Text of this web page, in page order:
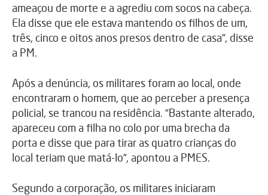
ameaçou de morte e a agrediu com socos na cabeça.
Ela disse que ele estava mantendo os filhos de um,
três, cinco e oitos anos presos dentro de casa”, disse
a PM.
Após a denúncia, os militares foram ao local, onde
encontraram o homem, que ao perceber a presença
policial, se trancou na residência. “Bastante alterado,
apareceu com a filha no colo por uma brecha da
porta e disse que para tirar as quatro crianças do
local teriam que matá-lo”, apontou a PMES.
Segundo a corporação, os militares iniciaram